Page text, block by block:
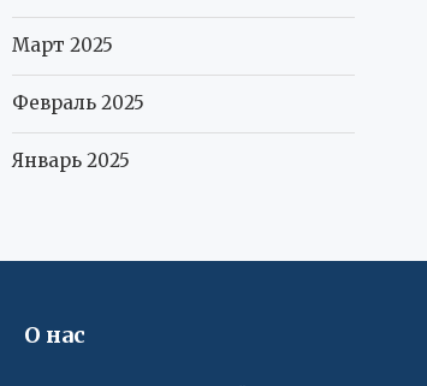
Март 2025
Февраль 2025
Январь 2025
О нас